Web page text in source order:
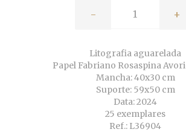
- +
Litografia aguarelada
Papel Fabriano Rosaspina
Mancha: 40x30 cm
Suporte: 59x50 cm
Data: 2024
25 exemplares
Ref.: L36904